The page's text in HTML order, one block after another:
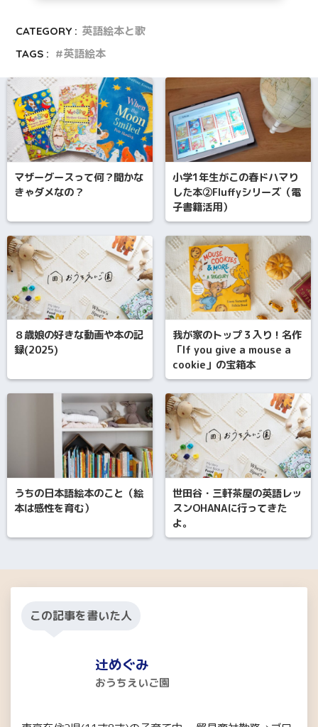
CATEGORY : 英語絵本と歌
TAGS :
英語絵本
マザーグースって何？聞かな
きゃダメなの？
小学1年生がこの春ドハマり
した本②Fluffyシリーズ（電
子書籍活用）
８歳娘の好きな動画や本の記
録(2025)
我が家のトップ３入り！名作
「If you give a mouse a
cookie」の宝箱本
うちの日本語絵本のこと（絵
本は感性を育む）
世田谷・三軒茶屋の英語レッ
スンOHANAに行ってきた
よ。
この記事を書いた人
辻めぐみ
おうちえいご園